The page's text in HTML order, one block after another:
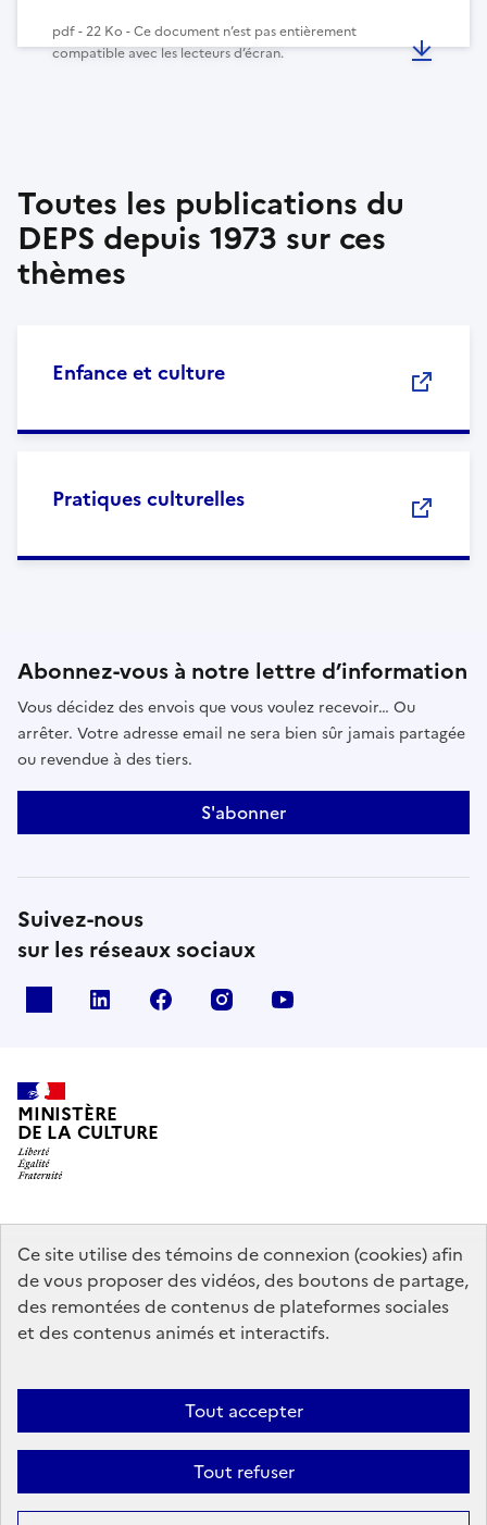
Ce site utilise des témoins de connexion (cookies) afin
de vous proposer des vidéos, des boutons de partage,
des remontées de contenus de plateformes sociales
et des contenus animés et interactifs.
Tout accepter
Tout refuser
pdf - 22 Ko - Ce document n’est pas entièrement
compatible avec les lecteurs d’écran.
Toutes les publications du
DEPS depuis 1973 sur ces
thèmes
Enfance et culture
Pratiques culturelles
Abonnez-vous à notre lettre d’information
Vous décidez des envois que vous voulez recevoir… Ou
arrêter. Votre adresse email ne sera bien sûr jamais partagée
ou revendue à des tiers.
S'abonner
Suivez-nous
sur les réseaux sociaux
linkedin facebook instagram
MINISTÈRE
DE LA CULTURE
data.gouv.fr legifrance.gouv.fr
info.gouv.fr
service-public.gouv.fr
Mentions légales Accessibilité : partiellement conforme
Politique
d’utilisation des témoins de connexion (cookies)
Plan du site